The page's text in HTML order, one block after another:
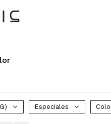
Especiales